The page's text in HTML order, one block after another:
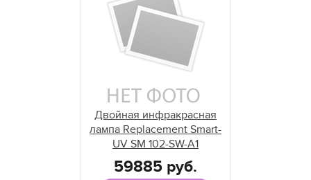
Двойная инфракрасная
лампа Replacement Smart-
UV SM 102-SW-A1
59885 руб.